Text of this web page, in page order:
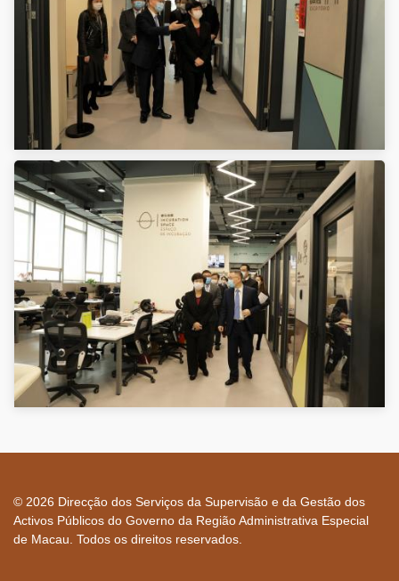
© 2026 Direcção dos Serviços da Supervisão e da Gestão dos
Activos Públicos do Governo da Região Administrativa Especial
de Macau. Todos os direitos reservados.